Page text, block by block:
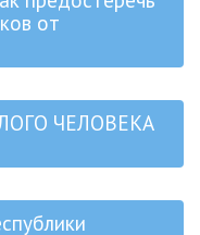
от
ЧЕЛОВЕКА